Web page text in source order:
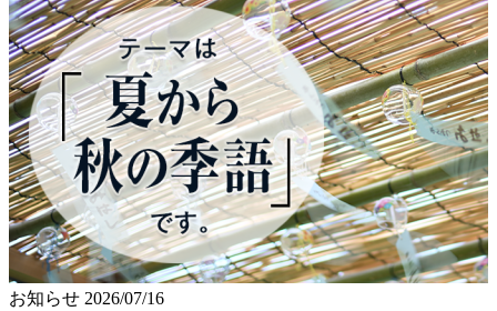
お知らせ 2026/07/16